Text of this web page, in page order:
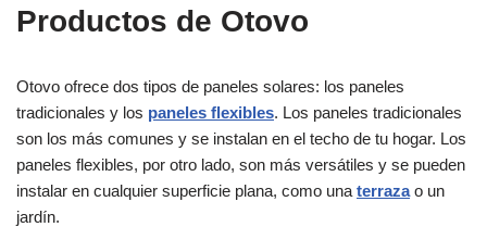
Productos de Otovo
Otovo ofrece dos tipos de paneles solares: los paneles
tradicionales y los paneles flexibles. Los paneles tradicionales
son los más comunes y se instalan en el techo de tu hogar. Los
paneles flexibles, por otro lado, son más versátiles y se pueden
instalar en cualquier superficie plana, como una terrazao un
jardín.